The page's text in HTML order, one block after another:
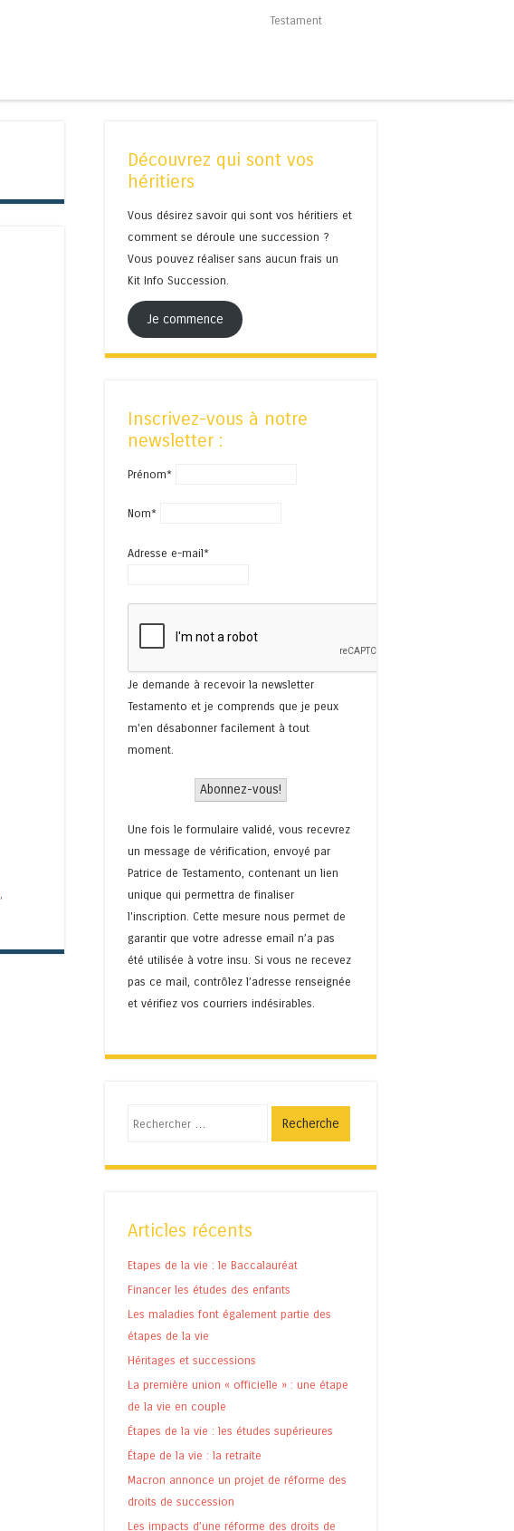
Testament
Découvrez qui sont vos
héritiers
Vous désirez savoir qui sont vos héritiers et
comment se déroule une succession ?
Vous pouvez réaliser sans aucun frais un
Kit Info Succession.
Je commence
Inscrivez-vous à notre
newsletter :
Prénom*
Nom*
Adresse e-mail*
Je demande à recevoir la newsletter
Testamento et je comprends que je peux
m'en désabonner facilement à tout
moment.
Une fois le formulaire validé, vous recevrez
un message de vérification, envoyé par
Patrice de Testamento, contenant un lien
unique qui permettra de finaliser
l'inscription. Cette mesure nous permet de
garantir que votre adresse email n’a pas
été utilisée à votre insu. Si vous ne recevez
pas ce mail, contrôlez l’adresse renseignée
et vérifiez vos courriers indésirables.
Articles récents
Etapes de la vie : le Baccalauréat
Financer les études des enfants
Les maladies font également partie des
étapes de la vie
Héritages et successions
La première union « officielle » : une étape
de la vie en couple
Étapes de la vie : les études supérieures
Étape de la vie : la retraite
Macron annonce un projet de réforme des
droits de succession
Les impacts d’une réforme des droits de